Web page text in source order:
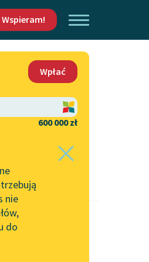
Wspieram!
Wpłać
600 000 zł
nie
do